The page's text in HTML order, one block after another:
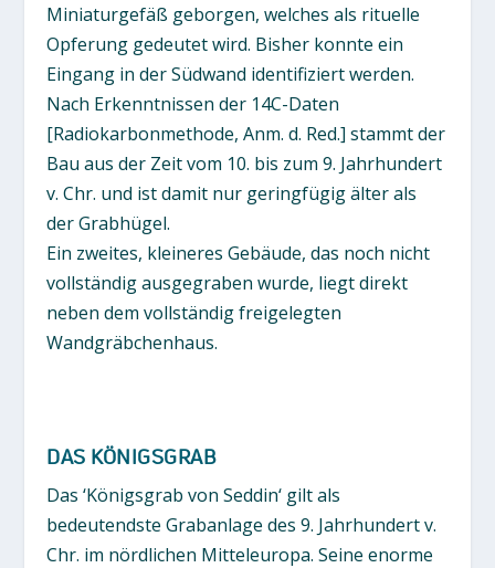
Miniaturgefäß geborgen, welches als rituelle
Opferung gedeutet wird. Bisher konnte ein
Eingang in der Südwand identifiziert werden.
Nach Erkenntnissen der 14C-Daten
[Radiokarbonmethode, Anm. d. Red.] stammt der
Bau aus der Zeit vom 10. bis zum 9. Jahrhundert
v. Chr. und ist damit nur geringfügig älter als
der Grabhügel.
Ein zweites, kleineres Gebäude, das noch nicht
vollständig ausgegraben wurde, liegt direkt
neben dem vollständig freigelegten
Wandgräbchenhaus.
DAS KÖNIGSGRAB
Das ‘Königsgrab von Seddin‘ gilt als
bedeutendste Grabanlage des 9. Jahrhundert v.
Chr. im nördlichen Mitteleuropa. Seine enorme